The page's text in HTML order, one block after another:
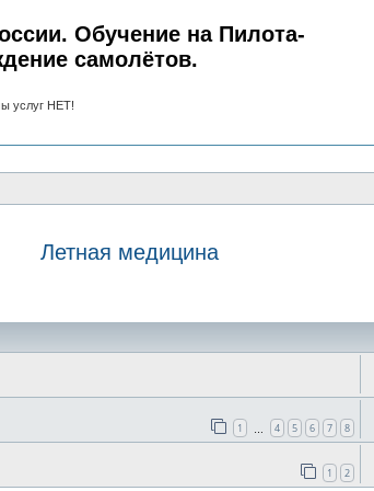
Обучение на Пилота-
самолётов.
услуг НЕТ!
Летная медицина
1 4 5 6 7 8
1 2